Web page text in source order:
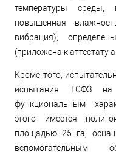
температуры среды,
повышенная
вибрация),
(приложена к аттестату
Кроме того,
испытания ТСФЗ на
функциональным
этого имеется
площадью 25 га,
вспомогательным